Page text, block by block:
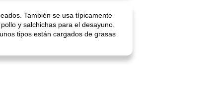
También se usa típicamente
y salchichas para el desayuno.
tipos están cargados de grasas